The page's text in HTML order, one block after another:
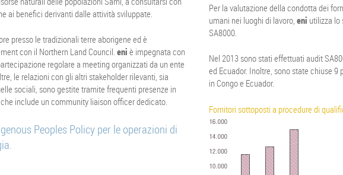
ai benefici derivanti dalle attività sviluppate.
presso le tradizionali terre aborigene ed è
con il Northern Land Council. eni è impegnata con
regolare a meeting organizzati da un ente
le relazioni con gli altri stakeholder rilevanti, sia
sociali, sono gestite tramite frequenti presenze in
include un community liaison officer dedicato.
Peoples Policy per le operazioni di
Per la valutazione della condotta dei
umani nei luoghi di lavoro,eni utilizza lo
SA8000.
Nel 2013 sono stati effettuati audit
ed Ecuador. Inoltre, sono state chiuse
in Congo e Ecuador.
Fornitori sottoposti a procedure di